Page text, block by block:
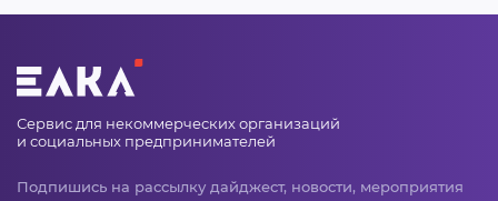
Сервис для некоммерческих организаций
и социальных предпринимателей
Подпишись на рассылку дайджест, новости, мероприятия